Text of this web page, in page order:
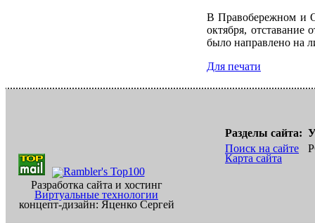
В Правобережном и
октября, отставание
было направлено на
Для печати
Разработка сайта и хостинг
Виртуальные технологии
концепт-дизайн: Яценко Сергей
Разделы сайта:
Поиск на сайте
Карта сайта